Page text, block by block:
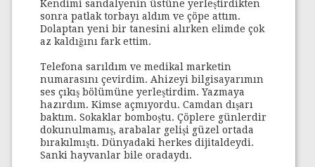
Kendimi sandalyenin üstüne yerleştirdikten
sonra patlak torbayı aldım ve çöpe attım.
Dolaptan yeni bir tanesini alırken elimde çok
az kaldığını fark ettim.
Telefona sarıldım ve medikal marketin
numarasını çevirdim. Ahizeyi bilgisayarımın
ses çıkış bölümüne yerleştirdim. Yazmaya
hazırdım. Kimse açmıyordu. Camdan dışarı
baktım. Sokaklar bomboştu. Çöplere günlerdir
dokunulmamış, arabalar gelişi güzel ortada
bırakılmıştı. Dünyadaki herkes dijitaldeydi.
Sanki hayvanlar bile oradaydı.